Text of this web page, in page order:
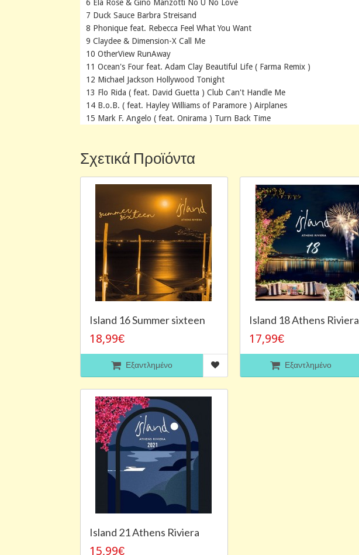
6 Ela Rose & Gino Manzotti No U No Love
7 Duck Sauce Barbra Streisand
8 Phonique feat. Rebecca Feel What You Want
9 Claydee & Dimension-X Call Me
10 OtherView RunAway
11 Ocean's Four feat. Adam Clay Beautiful Life ( Farma Remix )
12 Michael Jackson Hollywood Tonight
13 Flo Rida ( feat. David Guetta ) Club Can't Handle Me
14 B.o.B. ( feat. Hayley Williams of Paramore ) Airplanes
15 Mark F. Angelo ( feat. Onirama ) Turn Back Time
Σχετικά Προϊόντα
Island 16 Summer sixteen
18,99€
Εξαντλημένο
Island 18 Athens Riviera
17,99€
Εξαντλημένο
Island 21 Athens Riviera
15,99€